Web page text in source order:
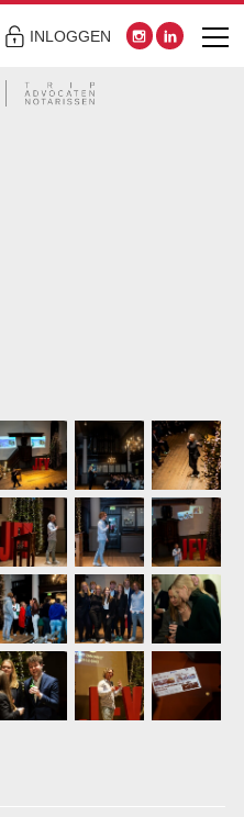
INLOGGEN